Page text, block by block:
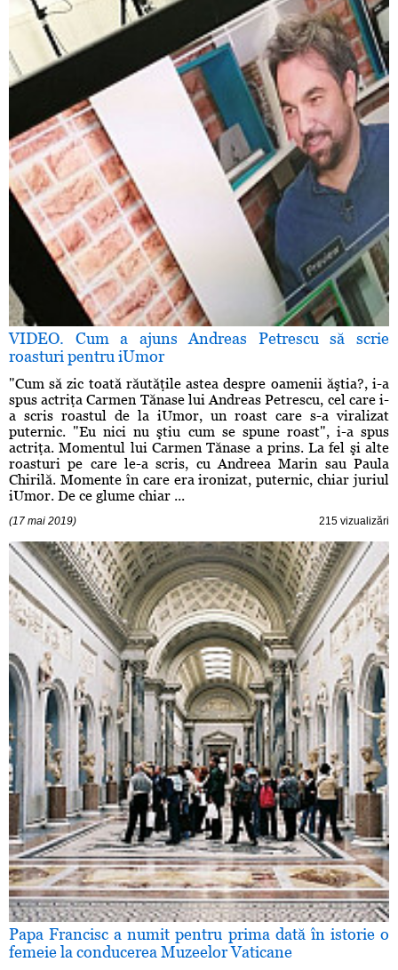
VIDEO. Cum a ajuns Andreas Petrescu să scrie
roasturi pentru iUmor
"Cum să zic toată răutăţile astea despre oamenii ăştia?, i-a
spus actriţa Carmen Tănase lui Andreas Petrescu, cel care i-
a scris roastul de la iUmor, un roast care s-a viralizat
puternic. "Eu nici nu ştiu cum se spune roast", i-a spus
actriţa. Momentul lui Carmen Tănase a prins. La fel şi alte
roasturi pe care le-a scris, cu Andreea Marin sau Paula
Chirilă. Momente în care era ironizat, puternic, chiar juriul
iUmor. De ce glume chiar ...
(17 mai 2019) 215 vizualizări
Papa Francisc a numit pentru prima dată în istorie o
femeie la conducerea Muzeelor Vaticane